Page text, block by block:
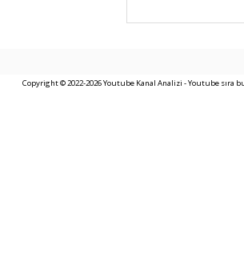
Copyright © 2022-2026 Youtube Kanal Analizi - Youtube sıra